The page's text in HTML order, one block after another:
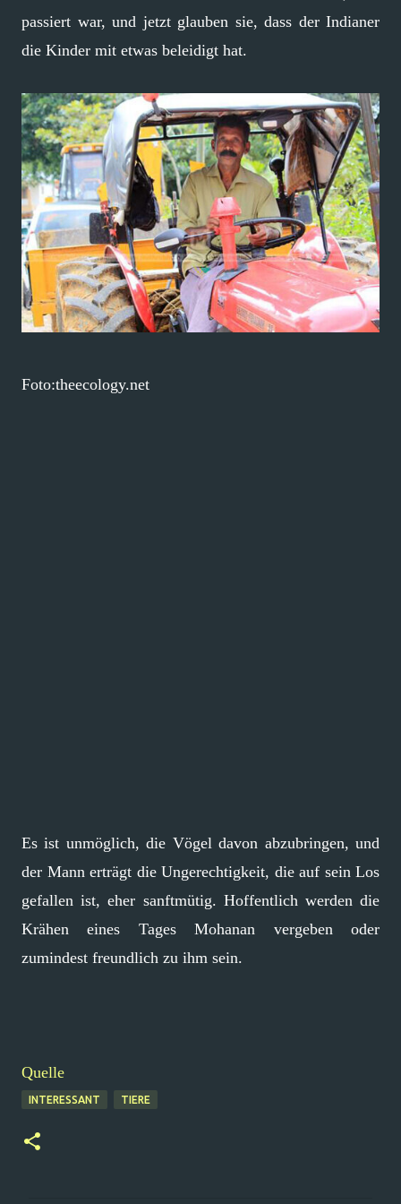
passiert war, und jetzt glauben sie, dass der Indianer
die Kinder mit etwas beleidigt hat.
Foto:theecology.net
Es ist unmöglich, die Vögel davon abzubringen, und
der Mann erträgt die Ungerechtigkeit, die auf sein Los
gefallen ist, eher sanftmütig. Hoffentlich werden die
Krähen eines Tages Mohanan vergeben oder
zumindest freundlich zu ihm sein.
Quelle
INTERESSANT TIERE